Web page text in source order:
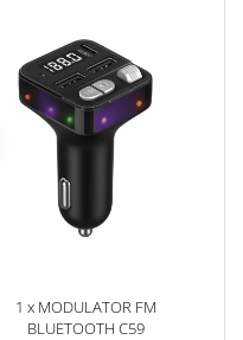
1 x MODULATOR FM
BLUETOOTH C59